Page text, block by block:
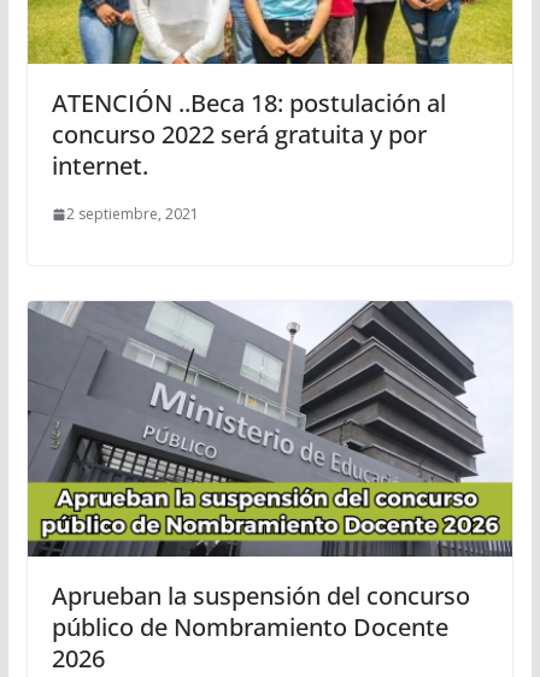
ATENCIÓN ..Beca 18: postulación al
concurso 2022 será gratuita y por
internet.
2 septiembre, 2021
Aprueban la suspensión del concurso
público de Nombramiento Docente
2026